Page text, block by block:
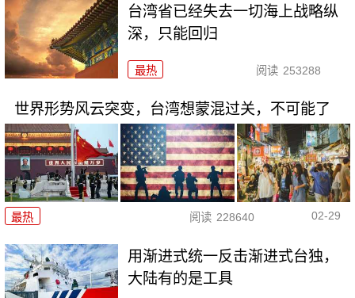
台湾省已经失去一切海上战略纵
深，只能回归
最热 阅读 253288
世界形势风云突变，台湾想蒙混过关，不可能了
最热 阅读 228640 02-29
用渐进式统一反击渐进式台独，
大陆有的是工具